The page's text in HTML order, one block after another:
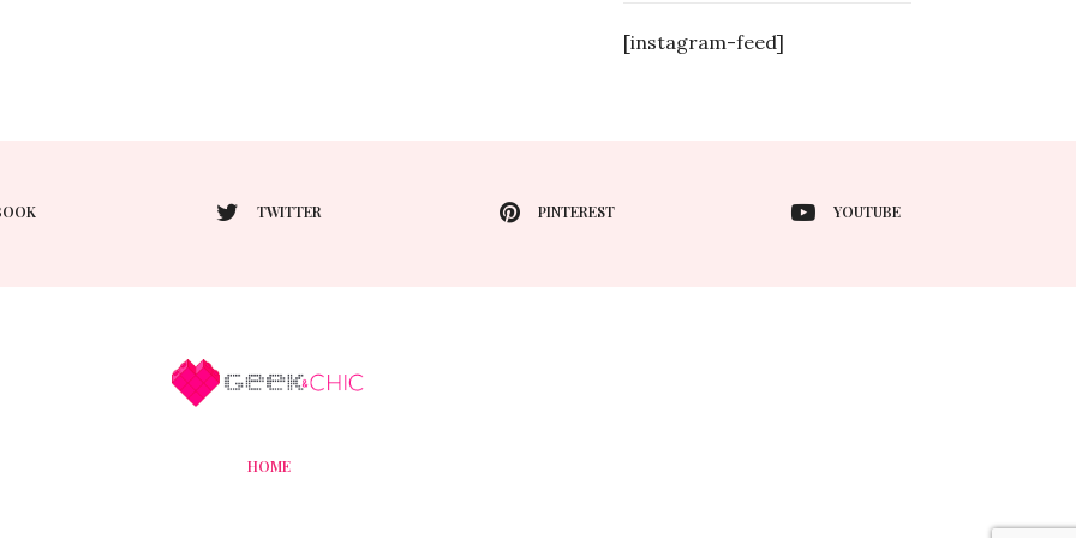
[instagram-feed]
TWITTER PINTEREST YOUTUBE
HOME